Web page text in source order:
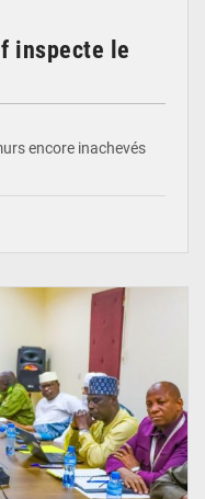
inspecte le
encore inachevés